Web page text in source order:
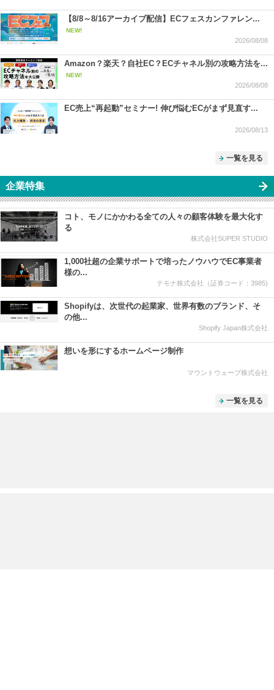
【8/8～8/16アーカイブ配信】ECフェスカンファレン...
NEW!
2026/08/08
Amazon？楽天？自社EC？ECチャネル別の攻略方法を...
NEW!
2026/08/08
EC売上“再起動”セミナー! 伸び悩むECがまず見直す...
2026/08/13
一覧を見る
企業特集
コト、モノにかかわる全ての人々の顧客体験を最大化す
る
株式会社SUPER STUDIO
1,000社超の企業サポートで培ったノウハウでEC事業者
様の...
テモナ株式会社（証券コード：3985)
Shopifyは、次世代の起業家、世界有数のブランド、そ
の他...
Shopify Japan株式会社
想いを形にするホームページ制作
マウントウェーブ株式会社
一覧を見る